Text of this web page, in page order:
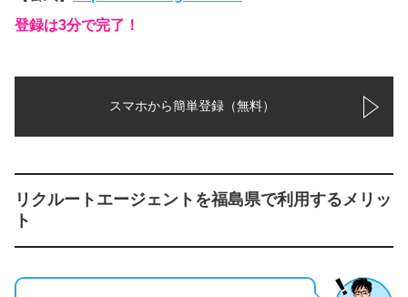
登録は3分で完了！
スマホから簡単登録（無料）
リクルートエージェントを福島県で利用するメリッ
ト